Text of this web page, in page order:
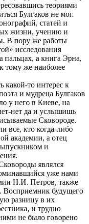
теориями
Булгаков не мог.
статей и
жизни, учению и
В пору же работы
исследования
пальцах, а книга Эрна,
тому же наиболее
какой-то интерес к
и мудреца Булгаков
у него в Киеве, на
нет да и услышишь
Сковороде.
все, кто когда-либо
академии, а отец
и
являлся
уже нами
Н.И. Петров, также
Восприемник будущего
разницу в их
и трудно
не было говорено